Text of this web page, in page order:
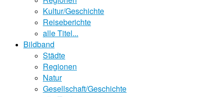
Kultur/Geschichte
Reiseberichte
alle Titel...
Bildband
Städte
Regionen
Natur
Gesellschaft/Geschichte